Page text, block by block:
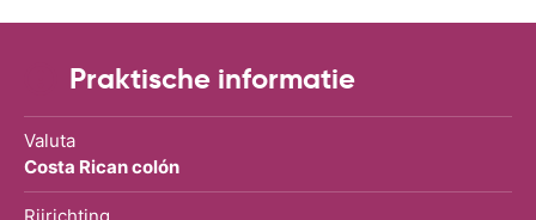
Praktische informatie
Valuta
Costa Rican colón